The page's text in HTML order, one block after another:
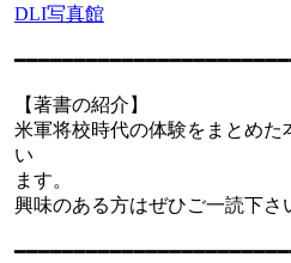
DLI写真館
【著書の紹介】
米軍将校時代の体験をまとめた
い
ます。
興味のある方はぜひご一読下さ